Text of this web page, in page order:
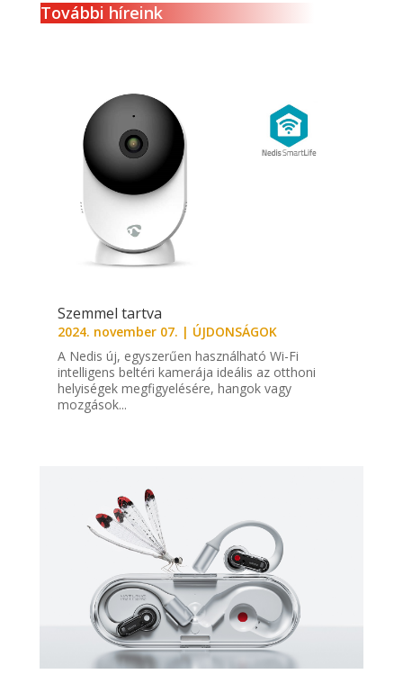
További híreink
Szemmel tartva
2024. november 07. | ÚJDONSÁGOK
A Nedis új, egyszerűen használható Wi-Fi
intelligens beltéri kamerája ideális az otthoni
helyiségek megfigyelésére, hangok vagy
mozgások...